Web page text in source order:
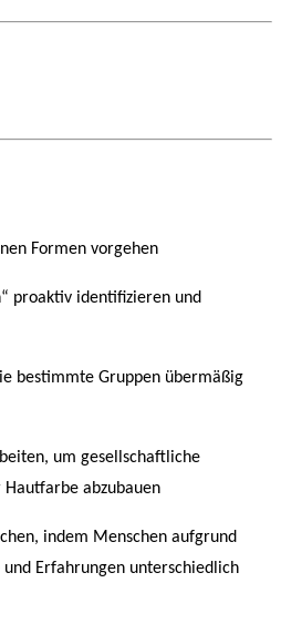
Formen vorgehen
proaktiv identifizieren und
bestimmte Gruppen übermäßig
um gesellschaftliche
abzubauen
indem Menschen aufgrund
Erfahrungen unterschiedlich